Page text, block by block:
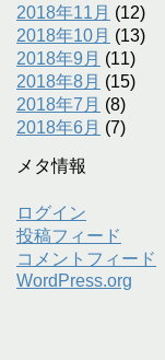
2018年11月 (12)
2018年10月 (13)
2018年9月 (11)
2018年8月 (15)
2018年7月 (8)
2018年6月 (7)
メタ情報
ログイン
投稿フィード
コメントフィード
WordPress.org